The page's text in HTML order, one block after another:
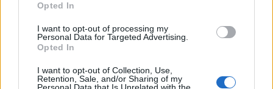
Opted In
I want to opt-out of processing my
Personal Data for Targeted Advertising.
Opted In
I want to opt-out of Collection, Use,
Retention, Sale, and/or Sharing of my
Personal Data that Is Unrelated with the